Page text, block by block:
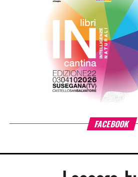
ADVERTISEMENT
ADVERTISEMENT